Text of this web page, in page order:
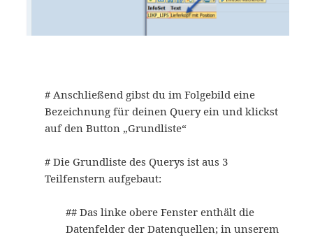
# Anschließend gibst du im Folgebild eine
Bezeichnung für deinen Query ein und klickst
auf den Button „Grundliste“
# Die Grundliste des Querys ist aus 3
Teilfenstern aufgebaut:
## Das linke obere Fenster enthält die
Datenfelder der Datenquellen; in unserem